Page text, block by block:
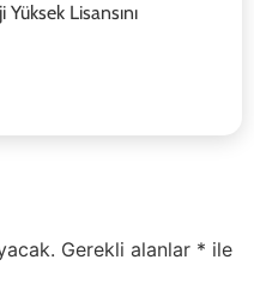
Lisansını
Gerekli alanlar * ile